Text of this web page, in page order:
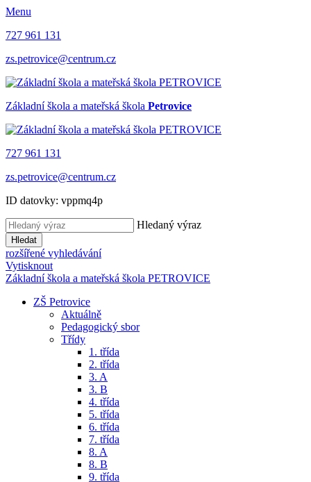
Menu
727 961 131
zs.petrovice@centrum.cz
Základní škola a mateřská škola Petrovice
727 961 131
zs.petrovice@centrum.cz
ID datovky: vppmq4p
Hledaný výraz
Hledat
rozšířené vyhledávání
Vytisknout
Základní škola a mateřská škola PETROVICE
ZŠ Petrovice
Aktuálně
Pedagogický sbor
Třídy
1. třída
2. třída
3. A
3. B
4. třída
5. třída
6. třída
7. třída
8. A
8. B
9. třída